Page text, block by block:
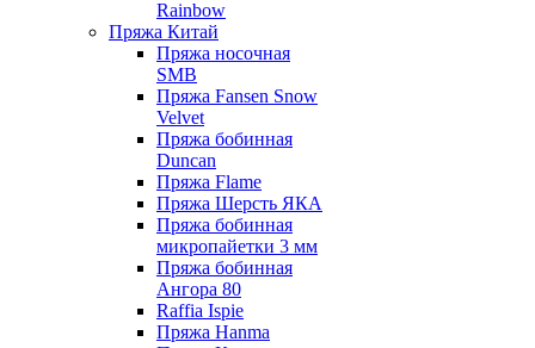
Rainbow
Пряжа Китай
Пряжа носочная
SMB
Пряжа Fansen Snow
Velvet
Пряжа бобинная
Duncan
Пряжа Flame
Пряжа Шерсть ЯКА
Пряжа бобинная
микропайетки 3 мм
Пряжа бобинная
Ангора 80
Raffia Ispie
Пряжа Hanma